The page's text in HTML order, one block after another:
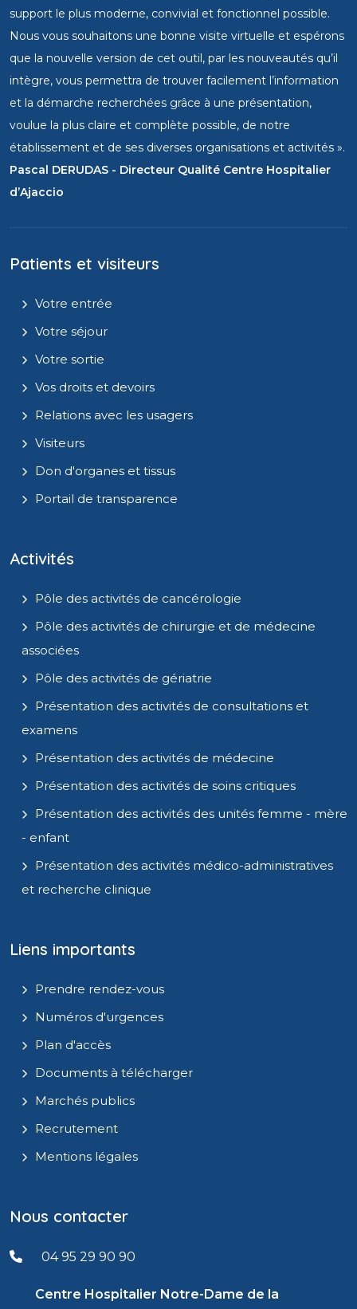
support le plus moderne, convivial et fonctionnel possible.
Nous vous souhaitons une bonne visite virtuelle et espérons
que la nouvelle version de cet outil, par les nouveautés qu’il
intègre, vous permettra de trouver facilement l’information
et la démarche recherchées grâce à une présentation,
voulue la plus claire et complète possible, de notre
établissement et de ses diverses organisations et activités ».
Pascal DERUDAS - Directeur Qualité Centre Hospitalier
d’Ajaccio
Patients et visiteurs
Votre entrée
Votre séjour
Votre sortie
Vos droits et devoirs
Relations avec les usagers
Visiteurs
Don d'organes et tissus
Portail de transparence
Activités
Pôle des activités de cancérologie
Pôle des activités de chirurgie et de médecine
associées
Pôle des activités de gériatrie
Présentation des activités de consultations et
examens
Présentation des activités de médecine
Présentation des activités de soins critiques
Présentation des activités des unités femme - mère
- enfant
Présentation des activités médico-administratives
et recherche clinique
Liens importants
Prendre rendez-vous
Numéros d'urgences
Plan d'accès
Documents à télécharger
Marchés publics
Recrutement
Mentions légales
Nous contacter
04 95 29 90 90
Centre Hospitalier Notre-Dame de la